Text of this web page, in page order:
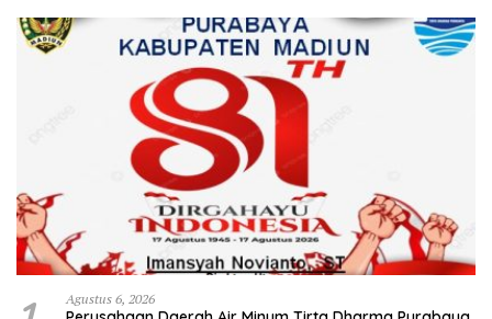
Agustus 6, 2026